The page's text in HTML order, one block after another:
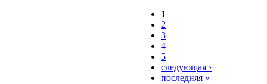
1
2
3
4
5
следующая ›
последняя »